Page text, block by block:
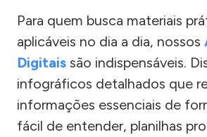
Para quem busca materiais
aplicáveis no dia a dia, nossos
Digitais são indispensáveis.
infográficos detalhados que
informações essenciais de
fácil de entender, planilhas